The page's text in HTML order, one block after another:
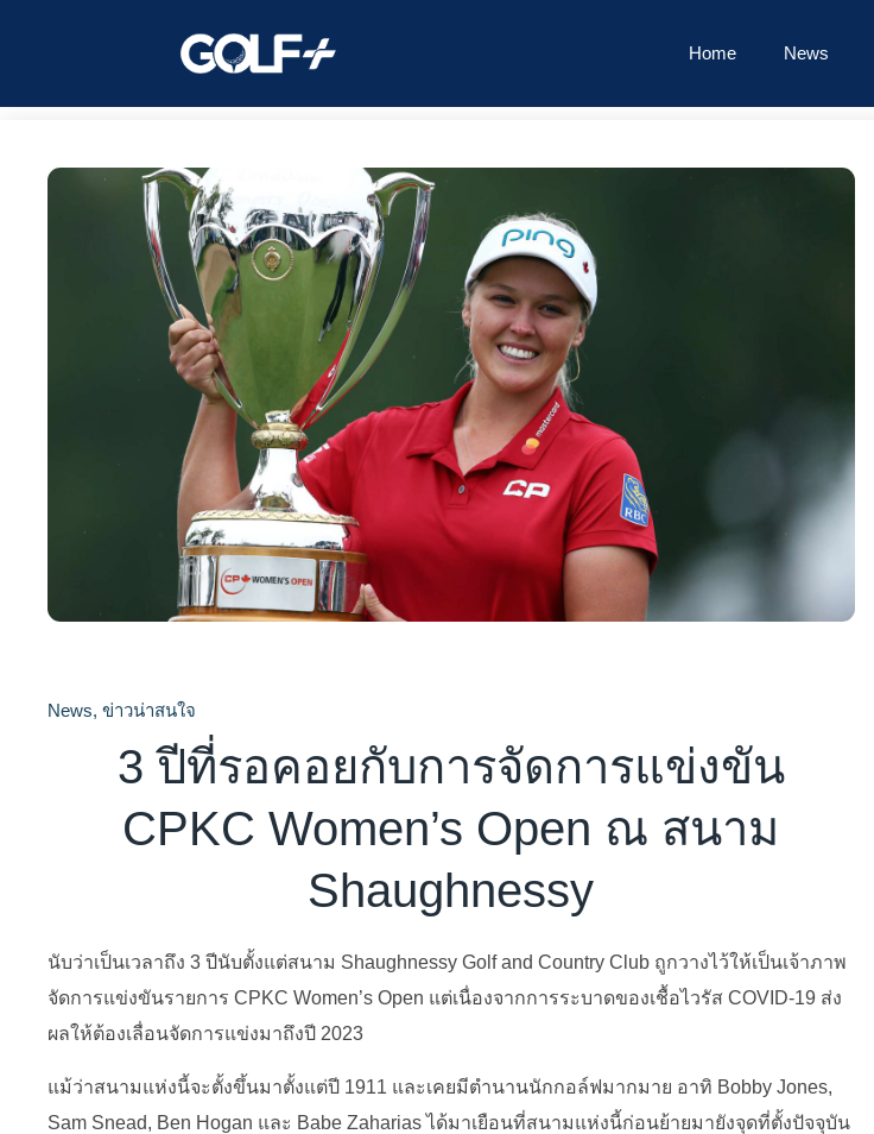
Home News
News, ข่าวน่าสนใจ
3 ปีที่รอคอยกับการจัดการแข่งขัน
CPKC Women’s Open ณ สนาม
Shaughnessy
นับว่าเป็นเวลาถึง 3 ปีนับตั้งแต่สนาม Shaughnessy Golf and Country Club ถูกวางไว้ให้เป็นเจ้าภาพ
จัดการแข่งขันรายการ CPKC Women’s Open แต่เนื่องจากการระบาดของเชื้อไวรัส COVID-19 ส่ง
ผลให้ต้องเลื่อนจัดการแข่งมาถึงปี 2023
แม้ว่าสนามแห่งนี้จะตั้งขึ้นมาตั้งแต่ปี 1911 และเคยมีตำนานนักกอล์ฟมากมาย อาทิ Bobby Jones,
Sam Snead, Ben Hogan และ Babe Zaharias ได้มาเยือนที่สนามแห่งนี้ก่อนย้ายมายังจุดที่ตั้งปัจจุบัน